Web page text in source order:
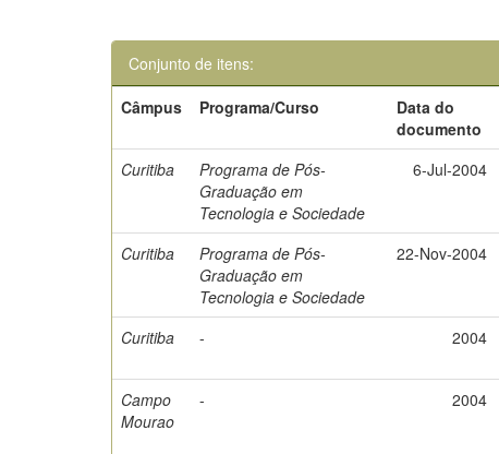
Conjunto de itens:
Câmpus
Programa/Curso
Data do
documento
Curitiba
Programa de Pós-
Graduação em
Tecnologia e Sociedade
6-Jul-2004
Curitiba
Programa de Pós-
Graduação em
Tecnologia e Sociedade
22-Nov-2004
Curitiba - 2004
Campo
Mourao
- 2004